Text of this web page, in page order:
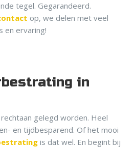
tegel. Gegarandeerd.
op, we delen met veel
en ervaring!
in
gelegd worden. Heel
en tijdbesparend. Of het mooi
is dat wel. En begint bij